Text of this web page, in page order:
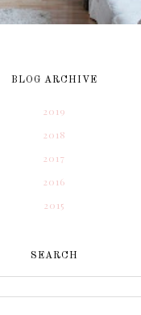
BLOG ARCHIVE
2019
2018
2017
2016
2015
SEARCH